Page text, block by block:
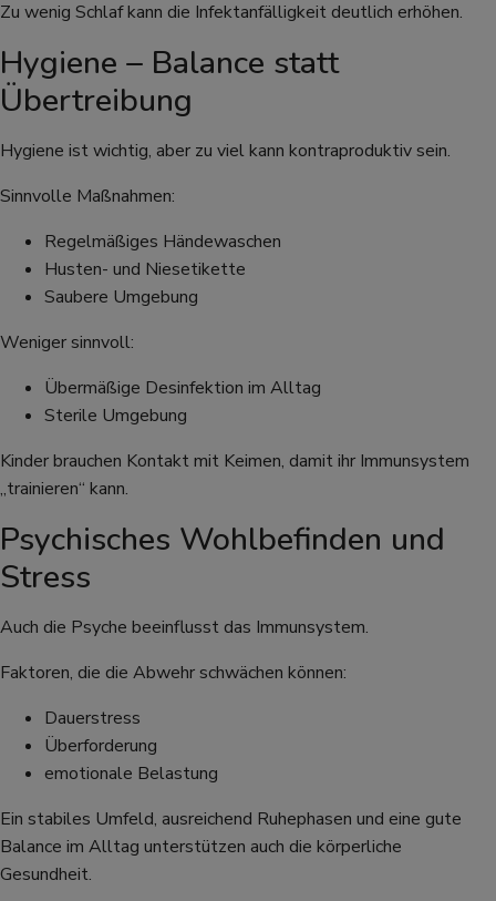
Zu wenig Schlaf kann die Infektanfälligkeit deutlich erhöhen.
Hygiene – Balance statt
Übertreibung
Hygiene ist wichtig, aber zu viel kann kontraproduktiv sein.
Sinnvolle Maßnahmen:
Regelmäßiges Händewaschen
Husten- und Niesetikette
Saubere Umgebung
Weniger sinnvoll:
Übermäßige Desinfektion im Alltag
Sterile Umgebung
Kinder brauchen Kontakt mit Keimen, damit ihr Immunsystem
„trainieren“ kann.
Psychisches Wohlbefinden und
Stress
Auch die Psyche beeinflusst das Immunsystem.
Faktoren, die die Abwehr schwächen können:
Dauerstress
Überforderung
emotionale Belastung
Ein stabiles Umfeld, ausreichend Ruhephasen und eine gute
Balance im Alltag unterstützen auch die körperliche
Gesundheit.